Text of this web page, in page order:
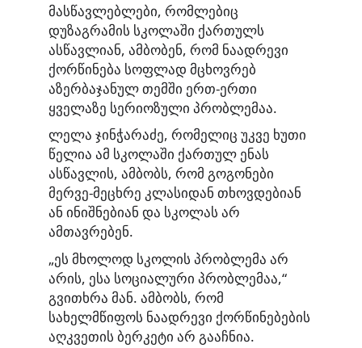
მასწავლებლები, რომლებიც
დუზაგრამის სკოლაში ქართულს
ასწავლიან, ამბობენ, რომ ნაადრევი
ქორწინება სოფლად მცხოვრებ
აზერბაჯანულ თემში ერთ-ერთი
ყველაზე სერიოზული პრობლემაა.
ლელა ჯინჭარაძე, რომელიც უკვე ხუთი
წელია ამ სკოლაში ქართულ ენას
ასწავლის, ამბობს, რომ გოგონები
მერვე-მეცხრე კლასიდან თხოვდებიან
ან ინიშნებიან და სკოლას არ
ამთავრებენ.
„ეს მხოლოდ სკოლის პრობლემა არ
არის, ესა სოციალური პრობლემაა,“
გვითხრა მან. ამბობს, რომ
სახელმწიფოს ნაადრევი ქორწინებების
აღკვეთის ბერკეტი არ გააჩნია.